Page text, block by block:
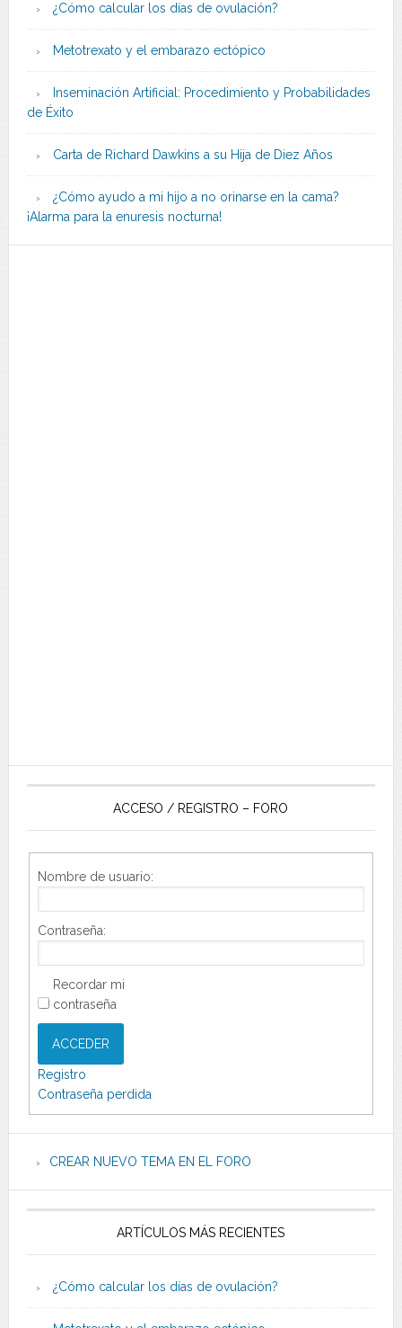
¿Cómo calcular los días de ovulación?
Metotrexato y el embarazo ectópico
Inseminación Artificial: Procedimiento y Probabilidades
de Éxito
Carta de Richard Dawkins a su Hija de Diez Años
¿Cómo ayudo a mi hijo a no orinarse en la cama?
¡Alarma para la enuresis nocturna!
ACCESO / REGISTRO – FORO
Nombre de usuario:
Contraseña:
Recordar mi
contraseña
ACCEDER
Registro
Contraseña perdida
CREAR NUEVO TEMA EN EL FORO
ARTÍCULOS MÁS RECIENTES
¿Cómo calcular los días de ovulación?